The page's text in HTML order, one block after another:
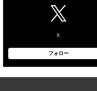
X
フォロー